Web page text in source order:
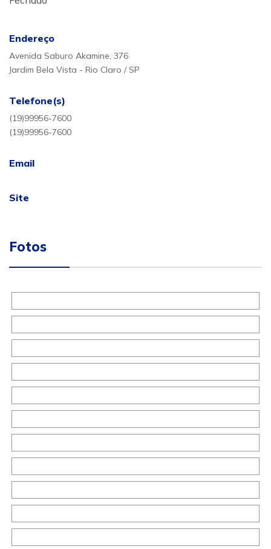
Endereço
Avenida Saburo Akamine, 376
Jardim Bela Vista - Rio Claro / SP
Telefone(s)
(19)99956-7600
(19)99956-7600
Email
Site
Fotos